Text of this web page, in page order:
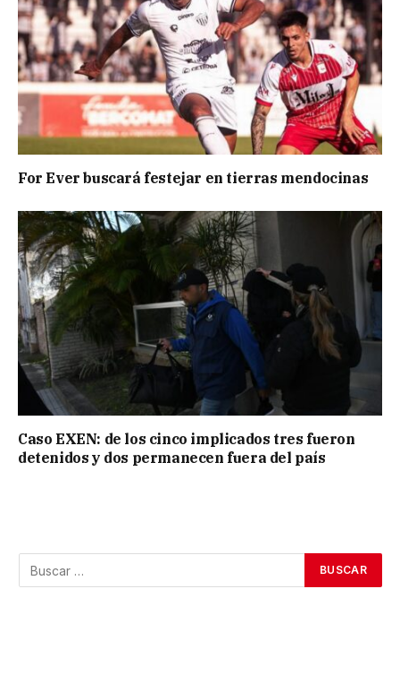
For Ever buscará festejar en tierras mendocinas
Caso EXEN: de los cinco implicados tres fueron
detenidos y dos permanecen fuera del país